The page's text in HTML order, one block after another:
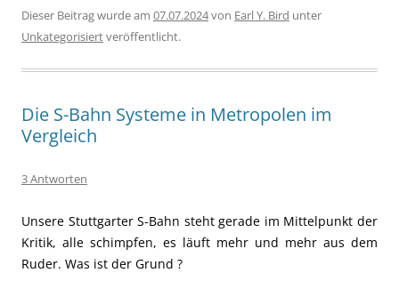
Dieser Beitrag wurde am 07.07.2024von Earl Y. Bird unter
Unkategorisiertveröffentlicht.
Die S-Bahn Systeme in Metropolen im
Vergleich
3 Antworten
Unsere Stuttgarter S-Bahn steht gerade im Mittelpunkt der
Kritik, alle schimpfen, es läuft mehr und mehr aus dem
Ruder. Was ist der Grund ?